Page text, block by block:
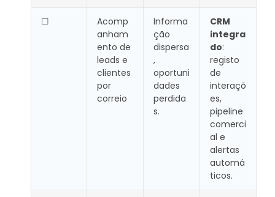
☐
Acomp
anham
ento de
leads e
clientes
por
correio
Informa
ção
dispersa
,
oportuni
dades
perdida
s.
CRM
integra
do:
registo
de
interaçõ
es,
pipeline
comerci
al e
alertas
automá
ticos.